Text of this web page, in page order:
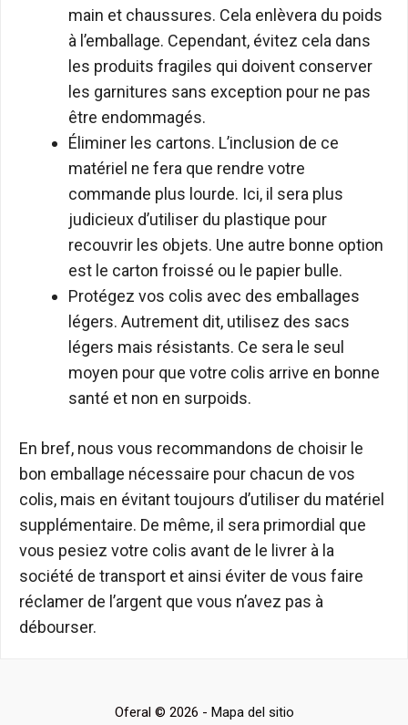
main et chaussures. Cela enlèvera du poids
à l’emballage. Cependant, évitez cela dans
les produits fragiles qui doivent conserver
les garnitures sans exception pour ne pas
être endommagés.
Éliminer les cartons. L’inclusion de ce
matériel ne fera que rendre votre
commande plus lourde. Ici, il sera plus
judicieux d’utiliser du plastique pour
recouvrir les objets. Une autre bonne option
est le carton froissé ou le papier bulle.
Protégez vos colis avec des emballages
légers. Autrement dit, utilisez des sacs
légers mais résistants. Ce sera le seul
moyen pour que votre colis arrive en bonne
santé et non en surpoids.
En bref, nous vous recommandons de choisir le
bon emballage nécessaire pour chacun de vos
colis, mais en évitant toujours d’utiliser du matériel
supplémentaire. De même, il sera primordial que
vous pesiez votre colis avant de le livrer à la
société de transport et ainsi éviter de vous faire
réclamer de l’argent que vous n’avez pas à
débourser.
Oferal © 2026 - Mapa del sitio